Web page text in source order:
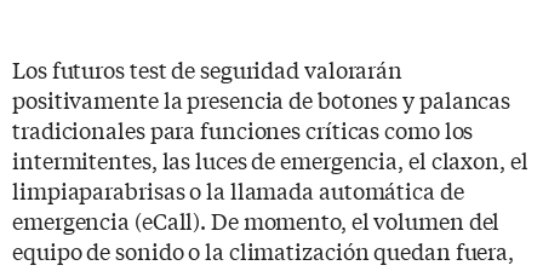
Los futuros test de seguridad valorarán
positivamente la presencia de botones y palancas
tradicionales para funciones críticas como los
intermitentes, las luces de emergencia, el claxon, el
limpiaparabrisas o la llamada automática de
emergencia (eCall). De momento, el volumen del
equipo de sonido o la climatización quedan fuera,